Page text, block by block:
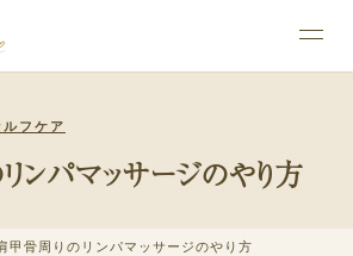
ルフケア
ンパマッサージのやり方
甲骨周りのリンパマッサージのやり方